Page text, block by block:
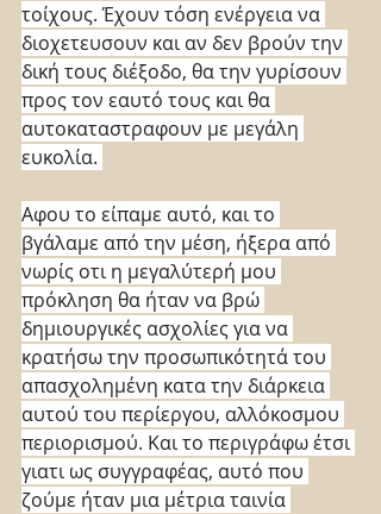
τοίχους. Έχουν τόση ενέργεια να
διοχετευσουν και αν δεν βρούν την
δική τους διέξοδο, θα την γυρίσουν
προς τον εαυτό τους και θα
αυτοκαταστραφουν με μεγάλη
ευκολία.
Αφου το είπαμε αυτό, και το
βγάλαμε από την μέση, ήξερα από
νωρίς οτι η μεγαλύτερή μου
πρόκληση θα ήταν να βρώ
δημιουργικές ασχολίες για να
κρατήσω την προσωπικότητά του
απασχολημένη κατα την διάρκεια
αυτού του περίεργου, αλλόκοσμου
περιορισμού. Και το περιγράφω έτσι
γιατι ως συγγραφέας, αυτό που
ζούμε ήταν μια μέτρια ταινία